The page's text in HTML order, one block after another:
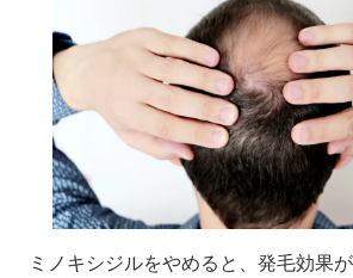
ミノキシジルをやめると、発毛効果